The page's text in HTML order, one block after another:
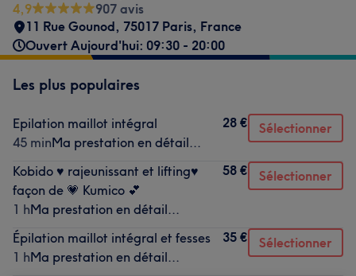
4,9
907 avis
11 Rue Gounod, 75017 Paris, France
Ouvert Aujourd'hui: 09:30 - 20:00
Les plus populaires
Epilation maillot intégral
45 minMa prestation en détail...
28 € Sélectionner
Kobido ♥️ rajeunissant et lifting♥️
façon de 💗 Kumico 💕
1 hMa prestation en détail...
58 € Sélectionner
Épilation maillot intégral et fesses
1 hMa prestation en détail...
35 € Sélectionner